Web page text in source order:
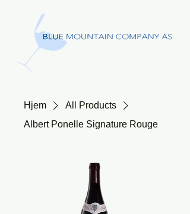
Hjem
All Products
Albert Ponelle Signature Rouge